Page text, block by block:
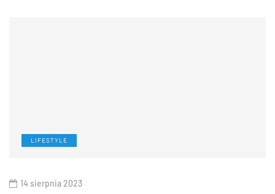
LIFESTYLE
14 sierpnia 2023